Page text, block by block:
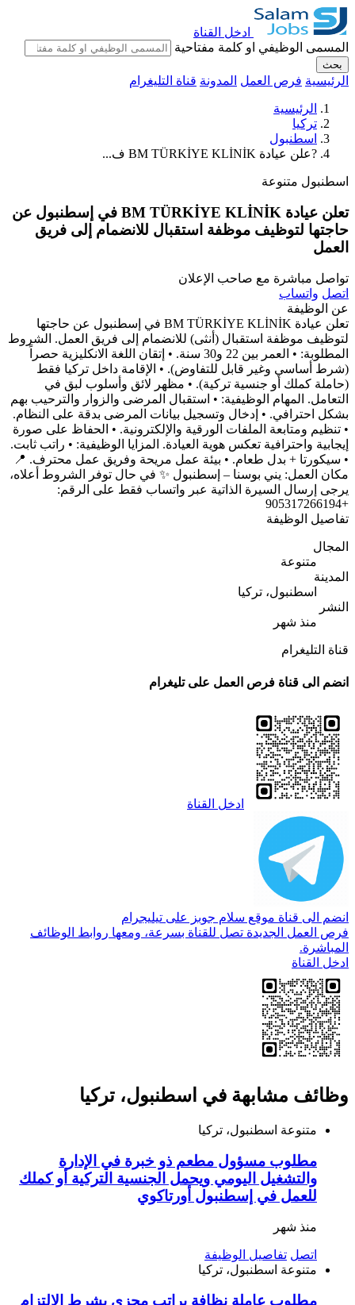
ادخل القناة
المسمى الوظيفي او كلمة مفتاحية
بحث
الرئيسية فرص العمل المدونة قناة التليغرام
الرئيسية
تركيا
اسطنبول
?علن عيادة BM TÜRKİYE KLİNİK ف...
اسطنبول متنوعة
تعلن عيادة BM TÜRKİYE KLİNİK في إسطنبول عن
حاجتها لتوظيف موظفة استقبال للانضمام إلى فريق
العمل
تواصل مباشرة مع صاحب الإعلان
اتصل واتساب
عن الوظيفة
تعلن عيادة BM TÜRKİYE KLİNİK في إسطنبول عن حاجتها
لتوظيف موظفة استقبال (أنثى) للانضمام إلى فريق العمل. الشروط
المطلوبة: • العمر بين 22 و30 سنة. • إتقان اللغة الانكليزية حصراً
(شرط أساسي وغير قابل للتفاوض). • الإقامة داخل تركيا فقط
(حاملة كملك أو جنسية تركية). • مظهر لائق وأسلوب لبق في
التعامل. المهام الوظيفية: • استقبال المرضى والزوار والترحيب بهم
بشكل احترافي. • إدخال وتسجيل بيانات المرضى بدقة على النظام.
• تنظيم ومتابعة الملفات الورقية والإلكترونية. • الحفاظ على صورة
إيجابية واحترافية تعكس هوية العيادة. المزايا الوظيفية: • راتب ثابت.
• سيكورتا + بدل طعام. • بيئة عمل مريحة وفريق عمل محترف. 📍
مكان العمل: يني بوسنا – إسطنبول ✨ في حال توفر الشروط أعلاه،
يرجى إرسال السيرة الذاتية عبر واتساب فقط على الرقم:
+905317266194
تفاصيل الوظيفة
المجال
متنوعة
المدينة
اسطنبول، تركيا
النشر
منذ شهر
قناة التليغرام
انضم الى قناة فرص العمل على تليغرام
ادخل القناة
انضم الى قناة موقع سلام جوبز على تيليجرام
فرص العمل الجديدة تصل للقناة بسرعة، ومعها روابط الوظائف
المباشرة.
ادخل القناة
وظائف مشابهة في اسطنبول، تركيا
متنوعة اسطنبول، تركيا
مطلوب مسؤول مطعم ذو خبرة في الإدارة
والتشغيل اليومي ويحمل الجنسية التركية أو كملك
للعمل في إسطنبول أورتاكوي
منذ شهر
اتصل تفاصيل الوظيفة
متنوعة اسطنبول، تركيا
مطلوب عاملة نظافة براتب مجزي بشرط الالتزام